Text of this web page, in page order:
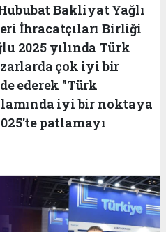
Bakliyat Yağlı
İhracatçıları Birliği
2025 yılında Türk
çok iyi bir
ederek "Türk
iyi bir noktaya
patlamayı